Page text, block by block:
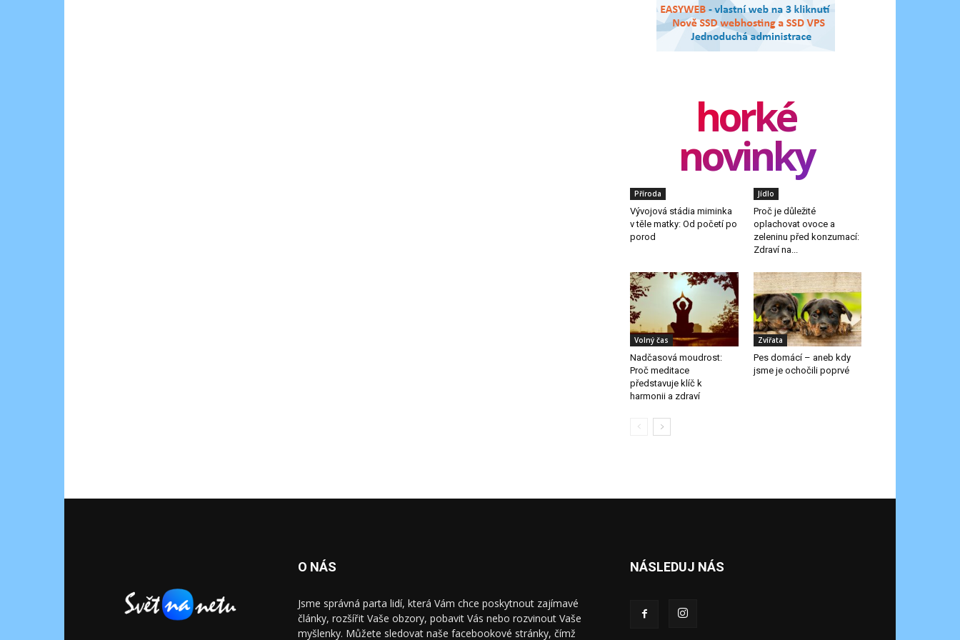
horké
novinky
Příroda
Vývojová stádia miminka
v těle matky: Od početí po
porod
Jídlo
Proč je důležité
oplachovat ovoce a
zeleninu před konzumací:
Zdraví na...
Volný čas
Nadčasová moudrost:
Proč meditace
představuje klíč k
harmonii a zdraví
Zvířata
Pes domácí – aneb kdy
jsme je ochočili poprvé
O NÁS
Jsme správná parta lidí, která Vám chce poskytnout zajímavé
články, rozšířit Vaše obzory, pobavit Vás nebo rozvinout Vaše
myšlenky. Můžete sledovat naše facebookové stránky, čímž
NÁSLEDUJ NÁS